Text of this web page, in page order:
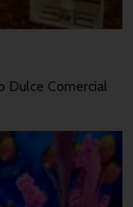
Dulce Comercial